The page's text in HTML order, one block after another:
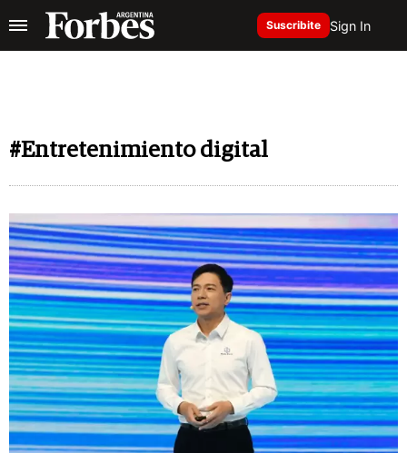
Suscribite Sign In
#Entretenimiento digital